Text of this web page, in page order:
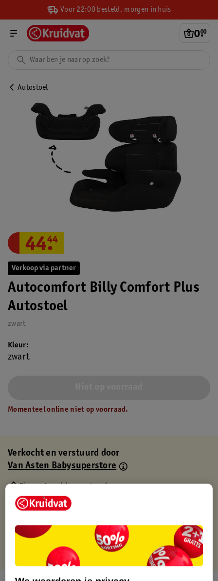
Voor 22:00 besteld, morgen in huis
0.
00
Autostoel
Verkoop via partner
Autocomfort Billy Comfort Plus
Autostoel
zwart
44.
44
Kleur
zwart
Momenteel online niet op voorraad.
Verkocht en verstuurd door
Van Asten Babysuperstore
Binnen 1 werkdag verstuurd
Gratis thuisbezorgd
Gratis retourneren via verkooppartner.